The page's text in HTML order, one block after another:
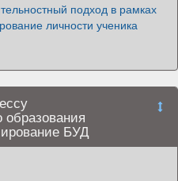
подход в рамках
личности ученика
образования
БУД